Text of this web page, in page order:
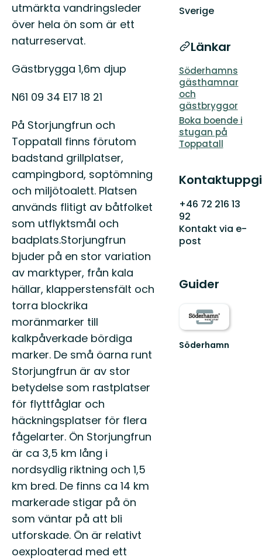
utmärkta vandringsleder
över hela ön som är ett
naturreservat.
Gästbrygga 1,6m djup
N61 09 34 E17 18 21
På Storjungfrun och
Toppatall finns förutom
badstand grillplatser,
campingbord, soptömning
och miljötoalett. Platsen
används flitigt av båtfolket
som utflyktsmål och
badplats.Storjungfrun
bjuder på en stor variation
av marktyper, från kala
hällar, klapperstensfält och
torra blockrika
moränmarker till
kalkpåverkade bördiga
marker. De små öarna runt
Storjungfrun är av stor
betydelse som rastplatser
för flyttfåglar och
häckningsplatser för flera
fågelarter. Ön Storjungfrun
är ca 3,5 km lång i
nordsydlig riktning och 1,5
km bred. De finns ca 14 km
markerade stigar på ön
som väntar på att bli
utforskade. Ön är relativt
oexploaterad med ett
Sverige
Länkar
Söderhamns
gästhamnar
och
gästbryggor
Boka boende i
stugan på
Toppatall
+46 72 216 13
92
Kontakt via e-
post
Guider
Söderhamn